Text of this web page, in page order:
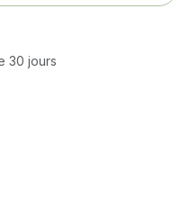
30 jours